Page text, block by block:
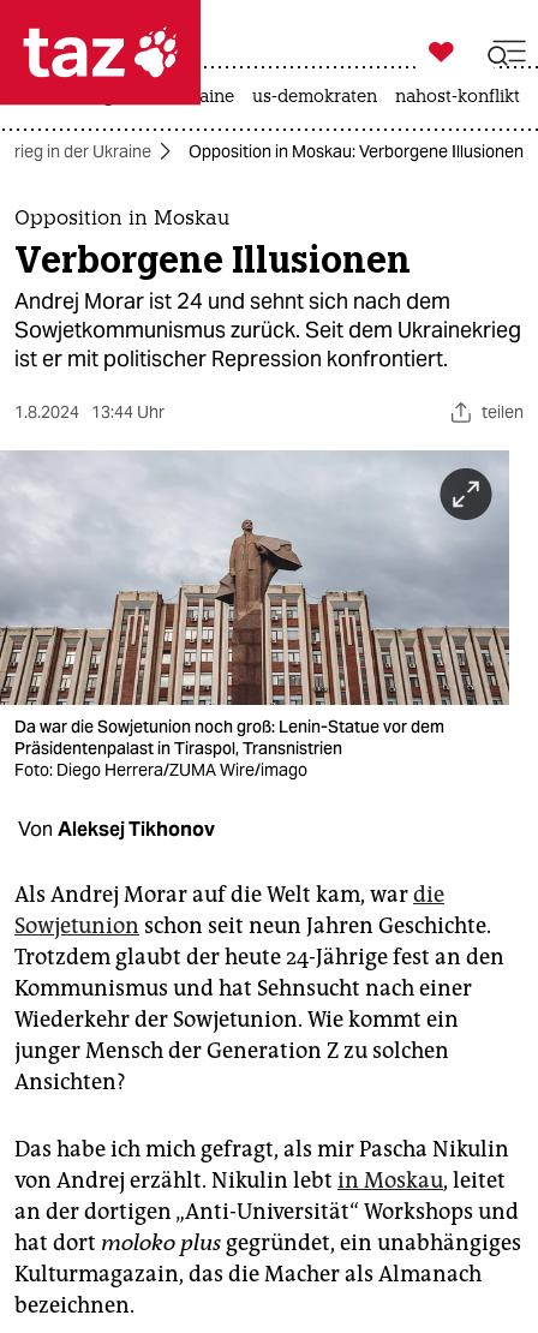
 taz zahl ich
taz zahl ich
themen
politik
öko
gesellschaft
sport
wahrheit
verlag
verlag
shop
fragen & hilfe
unterstützen
abo
genossenschaft
epaper login

taz zahl ich
krieg in der ukraine us-demokraten nahost-konflikt
Krieg in der Ukraine Opposition in Moskau: Verborgene Illusionen
Opposition in Moskau
Verborgene Illusionen
Andrej Morar ist 24 und sehnt sich nach dem
Sowjetkommunismus zurück. Seit dem Ukrainekrieg
ist er mit politischer Repression konfrontiert.
1.8.2024 13:44 Uhr teilen
Da war die Sowjetunion noch groß: Lenin-Statue vor dem
Präsidentenpalast in Tiraspol, Transnistrien
Foto: Diego Herrera/ZUMA Wire/imago
Von Aleksej Tikhonov
Als Andrej Morar auf die Welt kam, wardie
Sowjetunion schon seit neun Jahren Geschichte.
Trotzdem glaubt der heute 24-Jährige fest an den
Kommunismus und hat Sehnsucht nach einer
Wiederkehr der Sowjetunion. Wie kommt ein
junger Mensch der Generation Z zu solchen
Ansichten?
Das habe ich mich gefragt, als mir Pascha Nikulin
von Andrej erzählt. Nikulin lebt in Moskau, leitet
an der dortigen „Anti-­Universität“ Workshops und
hat dort moloko plus gegründet, ein unabhängiges
Kulturmagazain, das die Macher als Almanach
bezeichnen.